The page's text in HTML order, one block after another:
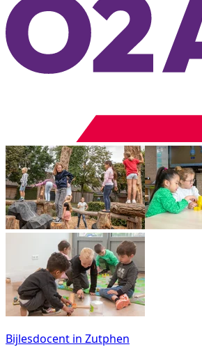
Bijlesdocent in Zutphen